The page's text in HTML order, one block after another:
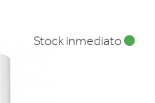
Stock inmediato